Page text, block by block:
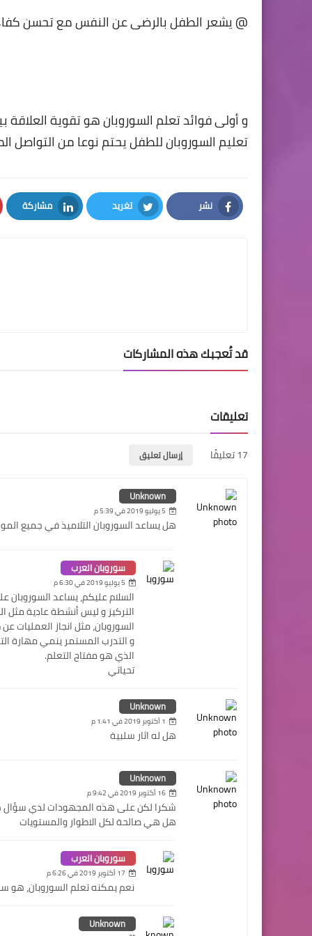
@ يشعر الطفل بالرضى عن النفس مع تحسن
و أولى فوائد تعلم السوروبان هو تقوية العلاقة
تعليم السوروبان للطفل يحتم نوعا من التواصل
نشر
Facebook
تغريد
Twitter
مشاركة
LinkedIn
قد تُعجبك هذه المشاركات
تعليقات
17 تعليقًا إرسال تعليق
Unknown
5 يوليو 2019 في 5:39 م
هل يساعد السوروبان التلاميذ في جميع
سوروبان العرب
5 يوليو 2019 في 6:30 م
السلام عليكم، يساعد
التركيز و ليس أنشطة عادية
السوروبان، مثل انجاز العمليات
و التدرب المستمر ينمي مهارة
الذي هو مفتاح التعلم.
تحياتي
Unknown
1 أكتوبر 2019 في 1:41 م
هل له اثار سلبية
Unknown
16 أكتوبر 2019 في 9:42 م
شكرا لكن على هذه المجهودات لدي سؤال هل طفل في عمر 6سنوات
هل هي صالحة لكل الاطوار والمستويات
سوروبان العرب
17 أكتوبر 2019 في 6:26 م
نعم يمكنه تعلم السوروبان، هو
Unknown